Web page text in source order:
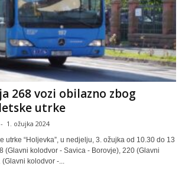
268 vozi obilazno zbog
utrke
- 1. ožujka 2024
utrke “Holjevka”, u nedjelju, 3. ožujka od 10.30 do 13
(Glavni kolodvor - Savica - Borovje), 220 (Glavni
kolodvor -...